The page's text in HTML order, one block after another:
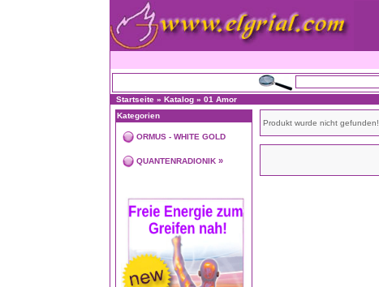
Startseite» Katalog» 01 Amor
Kategorien
ORMUS - WHITE GOLD
QUANTENRADIONIK»
Produkt wurde nicht gefunden!